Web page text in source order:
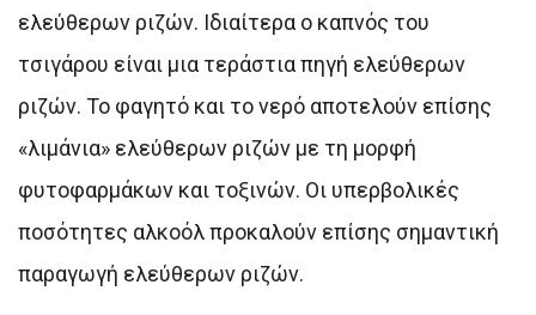
ελεύθερων ριζών. Ιδιαίτερα ο καπνός του
τσιγάρου είναι μια τεράστια πηγή ελεύθερων
ριζών. Το φαγητό και το νερό αποτελούν επίσης
«λιμάνια» ελεύθερων ριζών με τη μορφή
φυτοφαρμάκων και τοξινών. Οι υπερβολικές
ποσότητες αλκοόλ προκαλούν επίσης σημαντική
παραγωγή ελεύθερων ριζών.